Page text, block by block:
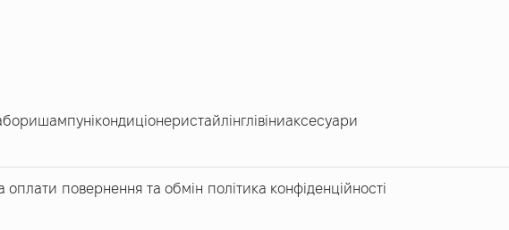
шампунікондиціонеристайлінглівіниаксесуари
оплати повернення та обмін політика конфіденційності